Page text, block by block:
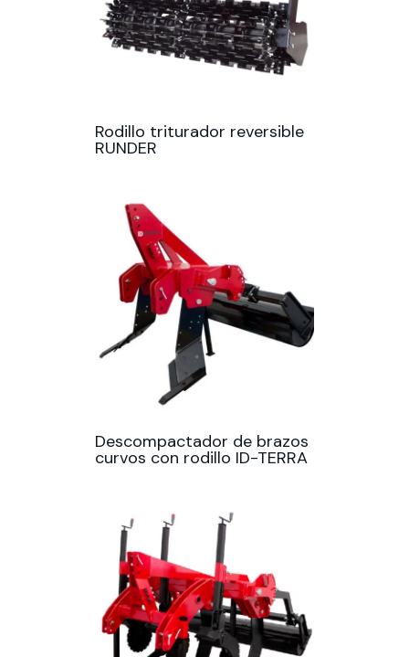
Rodillo triturador reversible
RUNDER
Descompactador de brazos
curvos con rodillo ID-TERRA